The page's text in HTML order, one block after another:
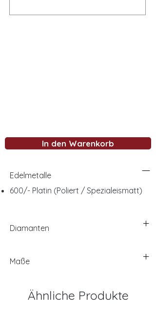
In den Warenkorb
Edelmetalle
600/- Platin (Poliert / Spezialeismatt)
Diamanten
Maße
Ähnliche Produkte